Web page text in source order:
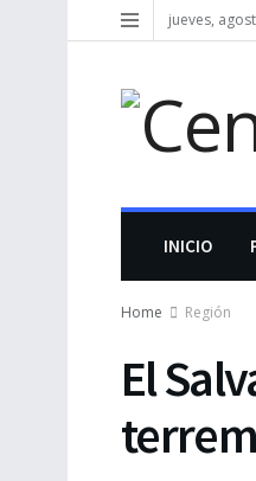
jueves,
INICIO
Home Región
El